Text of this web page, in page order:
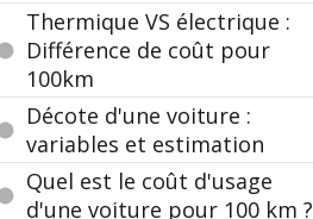
Thermique VS électrique :
Différence de coût pour
100km
Décote d'une voiture :
variables et estimation
Quel est le coût d'usage
d'une voiture pour 100 km ?